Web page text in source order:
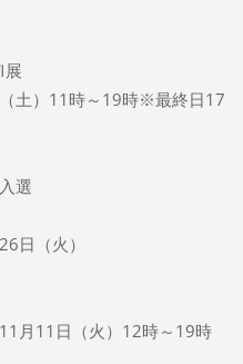
土）11時～19時※最終日17
選
日（火）
月11日（火）12時～19時